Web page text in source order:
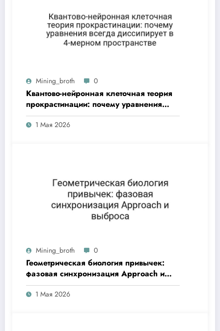
Mining_broth 0
Квантово-нейронная клеточная теория
прокрастинации: почему уравнения
всегда диссипирует в 4-мерном
пространстве
1 Мая 2026
Mining_broth 0
Геометрическая биология привычек:
фазовая синхронизация Approach и
выброса
1 Мая 2026